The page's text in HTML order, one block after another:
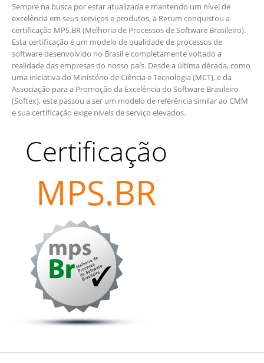
Sempre na busca por estar atualizada e mantendo um nível de
excelência em seus serviços e produtos, a Rerum conquistou a
certificação MPS.BR (Melhoria de Processos de Software Brasileiro).
Esta certificação é um modelo de qualidade de processos de
software desenvolvido no Brasil e completamente voltado a
realidade das empresas do nosso país. Desde a última década, como
uma iniciativa do Ministério de Ciência e Tecnologia (MCT), e da
Associação para a Promoção da Excelência do Software Brasileiro
(Softex), este passou a ser um modelo de referência similar ao CMM
e sua certificação exige níveis de serviço elevados.